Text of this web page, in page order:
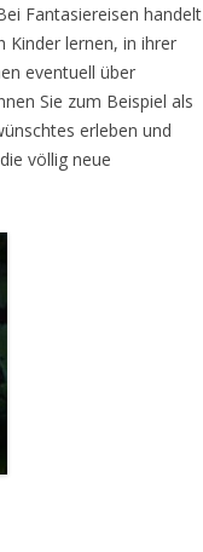
Fantasiereisen handelt
Kinder lernen, in ihrer
eventuell über
Sie zum Beispiel als
erleben und
völlig neue